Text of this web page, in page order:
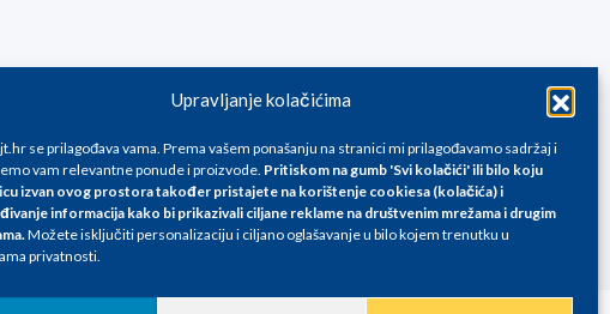
Upravljanje kolačićima
se prilagođava vama. Prema vašem ponašanju na stranici mi prilagođavamo sadržaj i
vam relevantne ponude i proizvode. Pritiskom na gumb 'Svi kolačići' ili bilo koju
izvan ovog prostora također pristajete na korištenje cookiesa (kolačića) i
informacija kako bi prikazivali ciljane reklame na društvenim mrežama i drugim
.Možete isključiti personalizaciju i ciljano oglašavanje u bilo kojem trenutku u
privatnosti.
cijene su informativnog karaktera i podložne su promjenama, a
iskazane isključivo za kupovinu putem webshop-a i mogu
i sliku. Unatoč tome, ne možemo garantirati da su svi
proizvoda, greške prilikom štampanja te promjene cijena.